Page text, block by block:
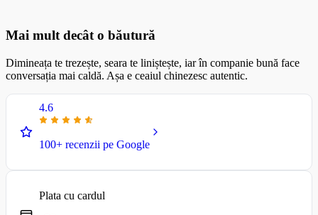
Mai mult decât o băutură
Dimineața te trezește, seara te liniștește, iar în companie bună face
conversația mai caldă. Așa e ceaiul chinezesc autentic.
4.6
100+ recenzii pe Google
Plata cu cardul